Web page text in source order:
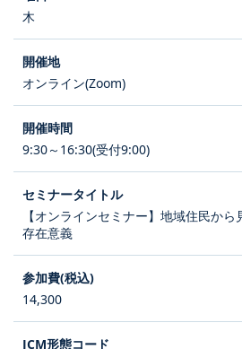
木
オンライン(Zoom)
9:30～16:30(受付9:00)
【オンラインセミナー】地域住民か
存在意義
14,300